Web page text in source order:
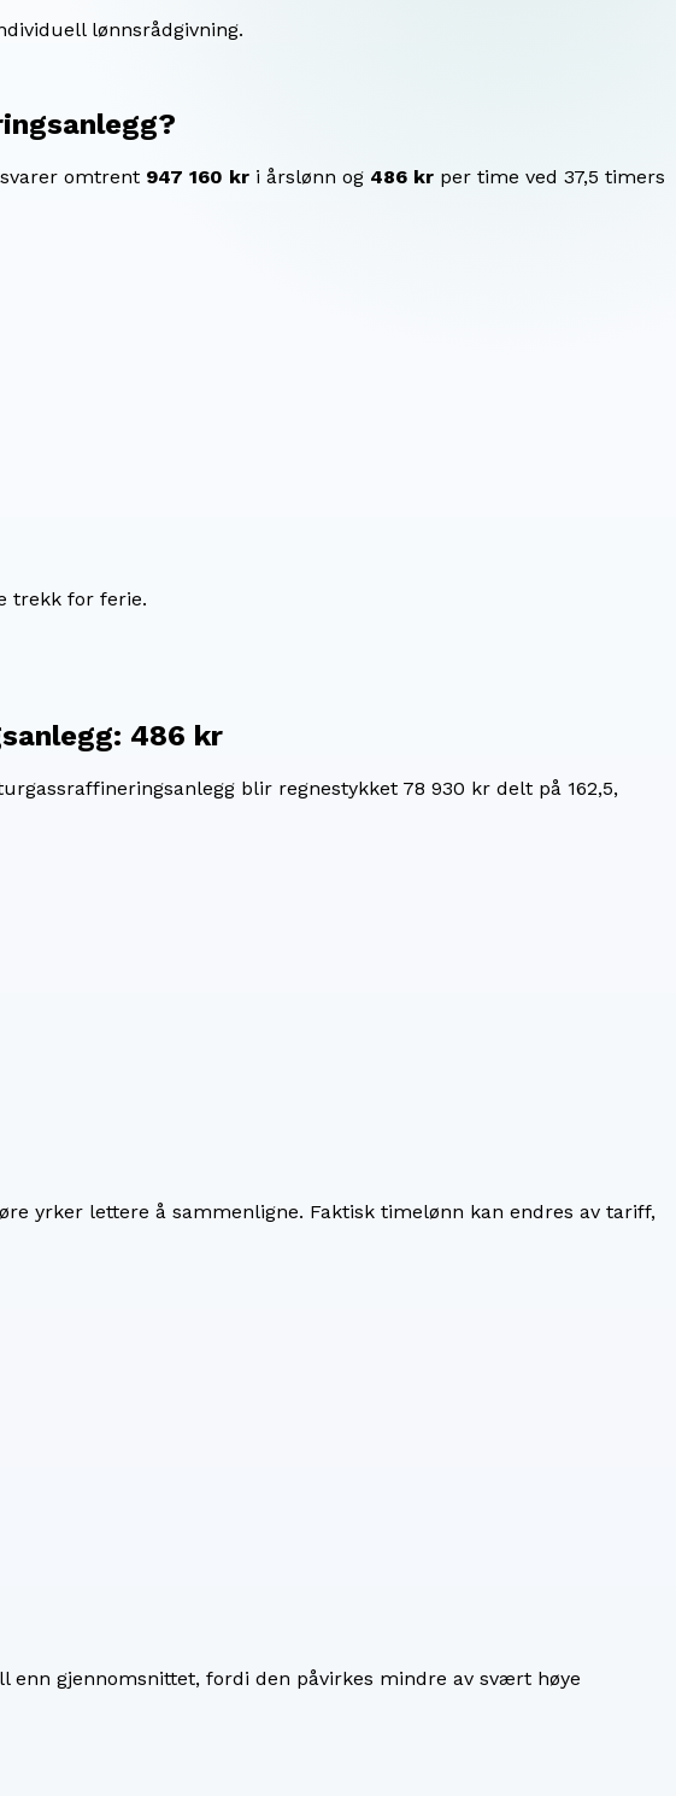
lønnsrådgivning.
?
omtrent 947 160 kr i årslønn og 486 kr per time ved 37,5 timers
trekk for ferie.
: 486 kr
blir regnestykket 78 930 kr delt på 162,5,
yrker lettere å sammenligne. Faktisk timelønn kan endres av tariff,
enn gjennomsnittet, fordi den påvirkes mindre av svært høye